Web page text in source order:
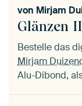
Glänzen
von Mirjam
Bestelle das
Mirjam
Alu-Dibond,